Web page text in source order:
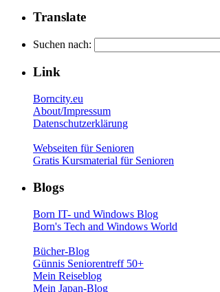
Translate
Suchen nach:
Link
Borncity.eu
About/Impressum
Datenschutzerklärung
Webseiten für Senioren
Gratis Kursmaterial für Senioren
Blogs
Born IT- und Windows Blog
Born's Tech and Windows World
Bücher-Blog
Günnis Seniorentreff 50+
Mein Reiseblog
Mein Japan-Blog